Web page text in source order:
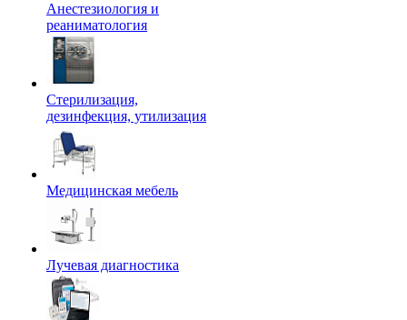
Анестезиология и
реаниматология
Стерилизация,
дезинфекция, утилизация
Медицинская мебель
Лучевая диагностика